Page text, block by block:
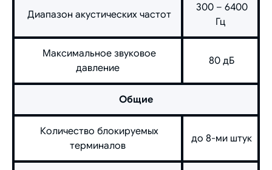
Диапазон акустических частот
300 – 6400
Гц
Максимальное звуковое
давление
80 дБ
Общие
Количество блокируемых
терминалов
до 8-ми штук